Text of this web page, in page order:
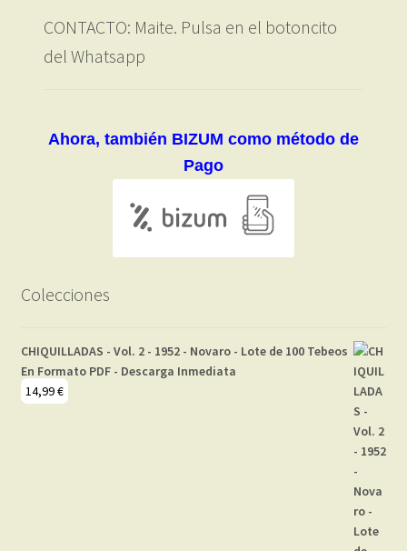
CONTACTO: Maite. Pulsa en el botoncito
del Whatsapp
Ahora, también BIZUM como método de
Pago
Colecciones
CHIQUILLADAS - Vol. 2 - 1952 - Novaro - Lote de 100 Tebeos
En Formato PDF - Descarga Inmediata
14,99€